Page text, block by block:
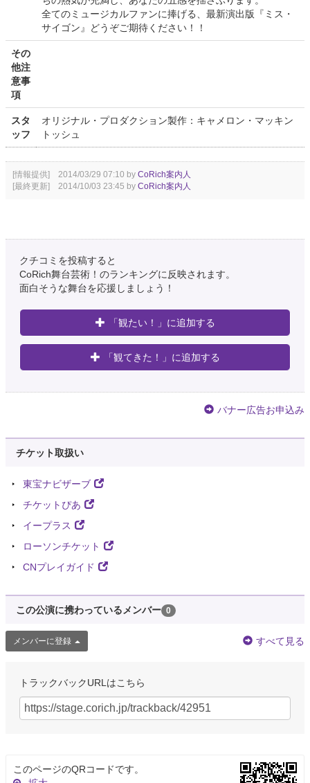
全てのミュージカルファンに捧げる、最新演出版『ミス・
サイゴン』どうぞご期待ください！！
その
他注
意事
項
スタ
ッフ
オリジナル・プロダクション製作：キャメロン・マッキン
トッシュ
[情報提供] 2014/03/29 07:10 by CoRich案内人
[最終更新] 2014/10/03 23:45 by CoRich案内人
クチコミを投稿すると
CoRich舞台芸術！のランキングに反映されます。
面白そうな舞台を応援しましょう！
「観たい！」に追加する
「観てきた！」に追加する
バナー広告お申込み
チケット取扱い
東宝ナビザーブ
チケットぴあ
イープラス
ローソンチケット
CNプレイガイド
この公演に携わっているメンバー 0
メンバーに登録 すべて見る
トラックバックURLはこちら
このページのQRコードです。